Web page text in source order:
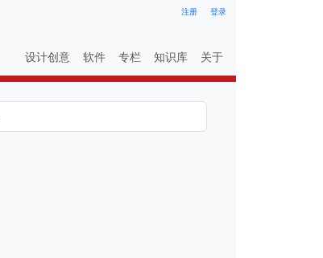
注册 登录
设计创意 软件 专栏 知识库 关于